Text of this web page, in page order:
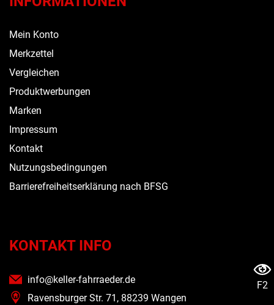
Mein Konto
Merkzettel
Vergleichen
Produktwerbungen
Marken
Impressum
Kontakt
Nutzungsbedingungen
Barrierefreiheitserklärung nach BFSG
KONTAKT INFO
info@keller-fahrraeder.de
Ravensburger Str. 71, 88239 Wangen
F2